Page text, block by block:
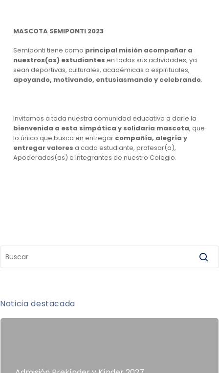
MASCOTA SEMIPONTI 2023
Semiponti tiene como principal misión acompañar a
nuestros(as) estudiantes en todas sus actividades, ya
sean deportivas, culturales, académicas o espirituales,
apoyando, motivando, entusiasmando y celebrando.
Invitamos a toda nuestra comunidad educativa a darle la
bienvenida a esta simpática y solidaria mascota, que
lo único que busca en entregar compañía, alegría y
entregar valores a cada estudiante, profesor(a),
Apoderados(as) e integrantes de nuestro Colegio.
Noticia destacada